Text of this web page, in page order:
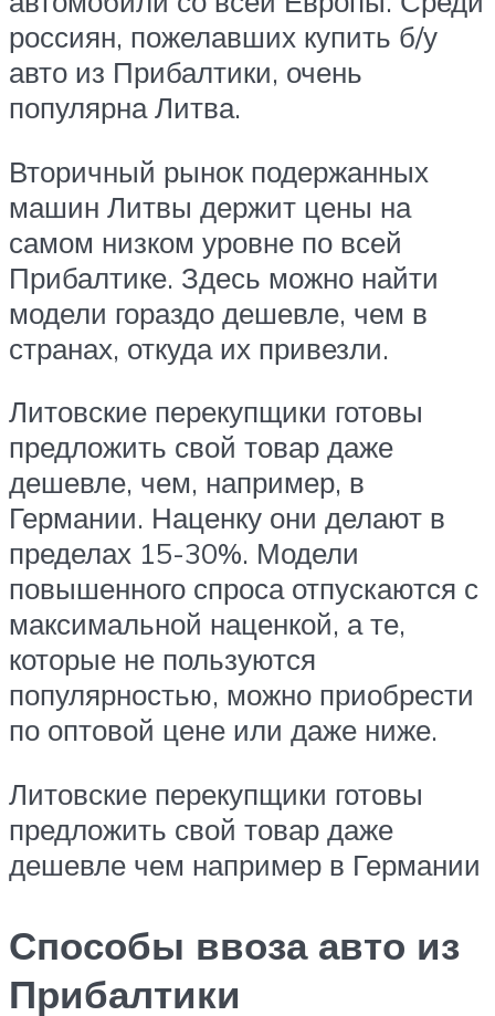
россиян, пожелавших купить б/у
авто из Прибалтики, очень
популярна Литва.
Вторичный рынок подержанных
машин Литвы держит цены на
самом низком уровне по всей
Прибалтике. Здесь можно найти
модели гораздо дешевле, чем в
странах, откуда их привезли.
Литовские перекупщики готовы
предложить свой товар даже
дешевле, чем, например, в
Германии. Наценку они делают в
пределах 15-30%. Модели
повышенного спроса отпускаются с
максимальной наценкой, а те,
которые не пользуются
популярностью, можно приобрести
по оптовой цене или даже ниже.
Литовские перекупщики готовы
предложить свой товар даже
дешевле чем например в Германии
Способы ввоза авто из
Прибалтики